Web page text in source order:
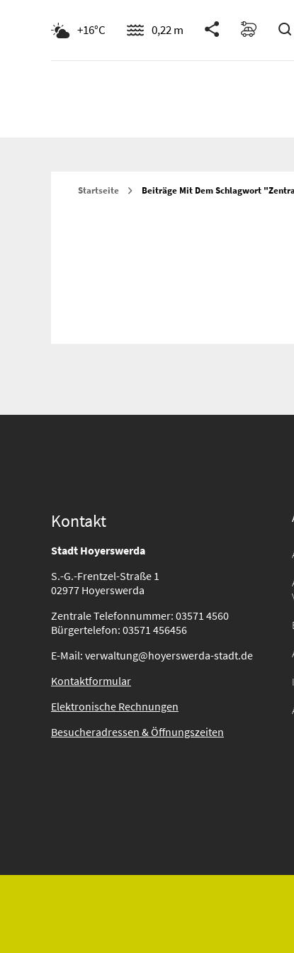
+16°C 0,22 m
Startseite Beiträge Mit Dem Schlagwort
Kontakt
Stadt Hoyerswerda
S.-G.-Frentzel-Straße 1
02977 Hoyerswerda
Zentrale Telefonnummer: 03571 4560
Bürgertelefon: 03571 456456
E-Mail: verwaltung@hoyerswerda-stadt.de
Kontaktformular
Elektronische Rechnungen
Besucheradressen & Öffnungszeiten